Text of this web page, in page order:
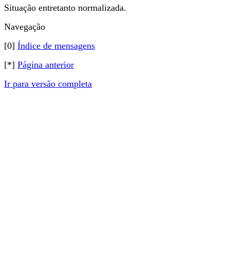
Situação entretanto normalizada.
Navegação
[0] Índice de mensagens
[*] Página anterior
Ir para versão completa